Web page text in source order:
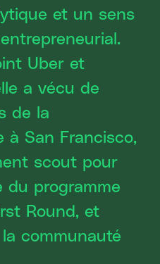
et un sens
Uber et
a vécu de
de la
à San Francisco,
scout pour
du programme
Round, et
communauté